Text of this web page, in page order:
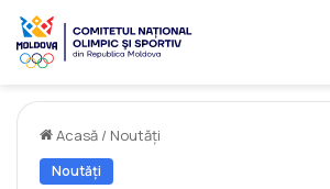
Acasă / Noutăți
Noutăți